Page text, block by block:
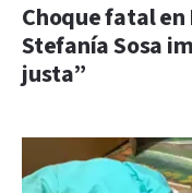
Choque fatal
Stefanía Sosa
justa”